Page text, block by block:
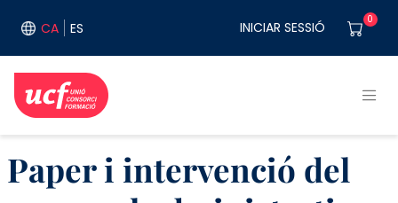
CA ES User
INICIAR SESSIÓ 0
Paper i intervenció del